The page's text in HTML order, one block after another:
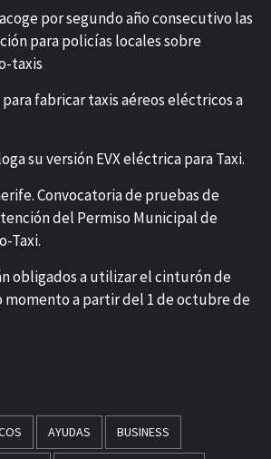
por segundo año consecutivo las
para policías locales sobre
taxis
fabricar taxis aéreos eléctricos a
su versión EVX eléctrica para Taxi.
Convocatoria de pruebas de
del Permiso Municipal de
Taxi.
obligados a utilizar el cinturón de
momento a partir del 1 de octubre de
AYUDAS BUSINESS